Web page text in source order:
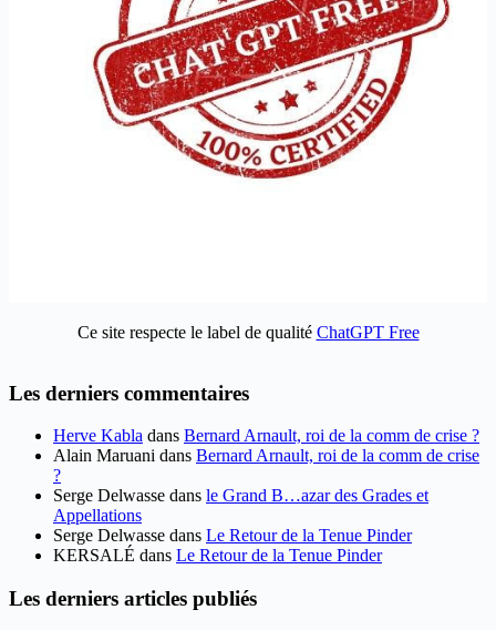
Ce site respecte le label de qualité ChatGPT Free
Les derniers commentaires
Herve Kabla dans Bernard Arnault, roi de la comm de crise ?
Alain Maruani dans Bernard Arnault, roi de la comm de crise
?
Serge Delwasse dans le Grand B…azar des Grades et
Appellations
Serge Delwasse dans Le Retour de la Tenue Pinder
KERSALÉ dans Le Retour de la Tenue Pinder
Les derniers articles publiés